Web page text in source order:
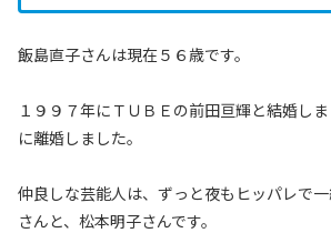
飯島直子さんは現在５６歳です。
１９９７年にＴＵＢＥの前田亘輝と結婚し
に離婚しました。
仲良しな芸能人は、ずっと夜もヒッパレで
さんと、松本明子さんです。